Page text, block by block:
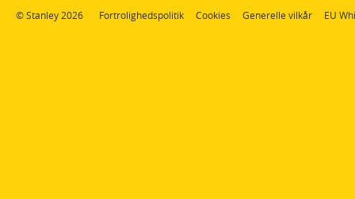
© Stanley 2026 Fortrolighedspolitik Cookies Generelle vilkår EU